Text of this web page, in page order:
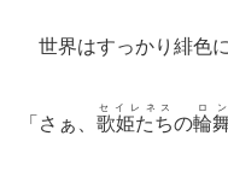
世界はすっかり緋色に
「さぁ、 歌姫たち
セイレネス
の輪
ロ